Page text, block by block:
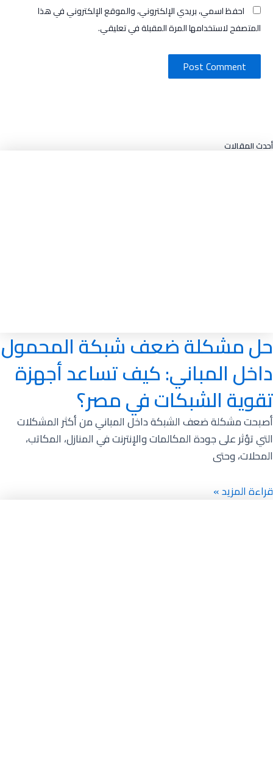
احفظ اسمي، بريدي الإلكتروني، والموقع الإلكتروني في هذا
المتصفح لاستخدامها المرة المقبلة في تعليقي.
أحدث المقالات
حل مشكلة ضعف شبكة المحمول
داخل المباني: كيف تساعد أجهزة
تقوية الشبكات في مصر؟
أصبحت مشكلة ضعف الشبكة داخل المباني من أكثر المشكلات
التي تؤثر على جودة المكالمات والإنترنت في المنازل، المكاتب،
المحلات، وحتى
قراءة المزيد »